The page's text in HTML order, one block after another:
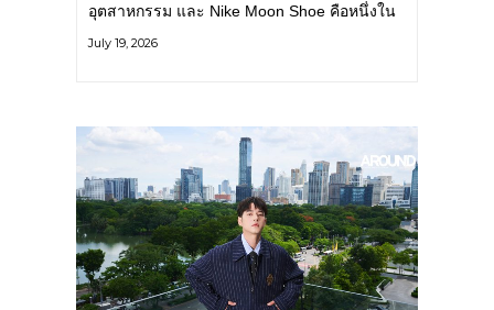
อุตสาหกรรม และ Nike Moon Shoe คือหนึ่งใน
ศตวรรษก่อน กำลังกลับมาอีกครั้ง พร้อมพาเรื่อง
July 19, 2026